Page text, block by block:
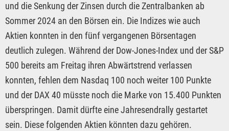
und die Senkung der Zinsen durch die Zentralbanken ab
Sommer 2024 an den Börsen ein. Die Indizes wie auch
Aktien konnten in den fünf vergangenen Börsentagen
deutlich zulegen. Während der Dow-Jones-Index und der S&P
500 bereits am Freitag ihren Abwärtstrend verlassen
konnten, fehlen dem Nasdaq 100 noch weiter 100 Punkte
und der DAX 40 müsste noch die Marke von 15.400 Punkten
überspringen. Damit dürfte eine Jahresendrally gestartet
sein. Diese folgenden Aktien könnten dazu gehören.